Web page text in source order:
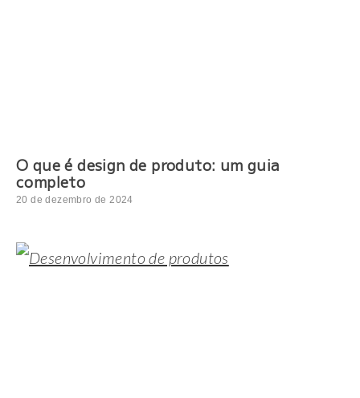
O que é design de produto: um guia
completo
20 de dezembro de 2024